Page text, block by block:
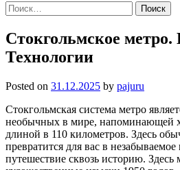
Найти:
Стокгольмское метро.
Технологии
Posted on 31.12.2025 by pajuru
Стокгольмская система метро
необычных в мире, напоминающей
длиной в 110 километров. Здесь
превратится для вас в
путешествие сквозь историю.